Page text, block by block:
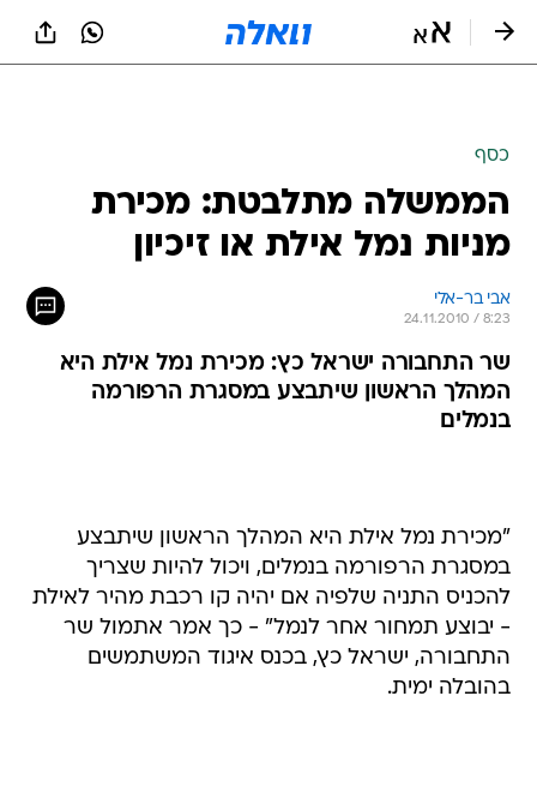
הממשלה מתלבטת: מכירת
מניות נמל אילת או זיכיון
אבי בר-אלי
24.11.2010 / 8:23
שר התחבורה ישראל כץ: מכירת נמל אילת היא
בנמלים
להכניס התניה שלפיה אם יהיה קו רכבת מהיר לאילת
- יבוצע תמחור אחר לנמל" - כך אמר אתמול שר
התחבורה, ישראל כץ, בכנס איגוד המשתמשים
בהובלה ימית.